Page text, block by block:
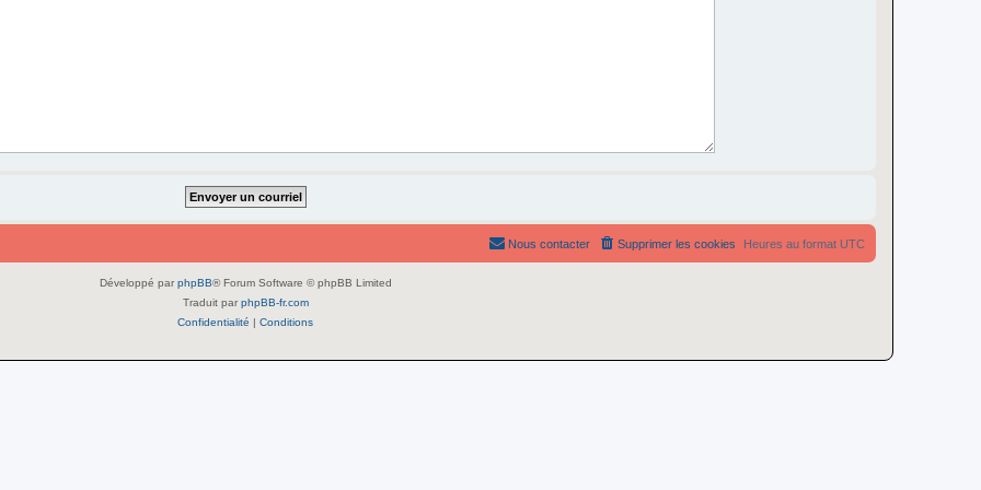
Heures au format UTC
Supprimer les cookies
Nous contacter
Développé par phpBB® Forum Software © phpBB Limited
Traduit par phpBB-fr.com
Confidentialité | Conditions